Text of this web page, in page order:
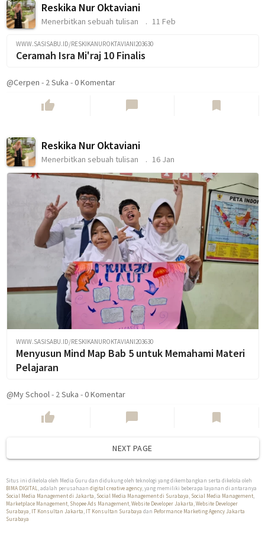
Reskika Nur Oktaviani
Menerbitkan sebuah tulisan 11 Feb
WWW.SASISABU.ID/RESKIKANUROKTAVIANI203630
Ceramah Isra Mi'raj 10 Finalis
@Cerpen - 2Suka -0 Komentar
thumb_up chat_bubble bookmark
Reskika Nur Oktaviani
Menerbitkan sebuah tulisan 16 Jan
WWW.SASISABU.ID/RESKIKANUROKTAVIANI203630
Menyusun Mind Map Bab 5 untuk Memahami Materi
Pelajaran
@My School- 2Suka -0 Komentar
thumb_up chat_bubble bookmark
NEXT PAGE
Situs ini dikelola oleh Media Guru dan didukung oleh teknologi yang dikembangkan serta dikelola oleh
BIMA DIGITAL
, adalah perusahaan digital creative agency , yang memiliki beberapa layanan di antaranya
Social Media Management di Jakarta Social Media Management di Surabaya Social Media Management
Marketplace Management Shopee Ads Management Website Developer Jakarta Website Developer
Surabaya IT Konsultan Jakarta IT Konsultan Surabaya dan Peformance Marketing Agency Jakarta
Surabaya